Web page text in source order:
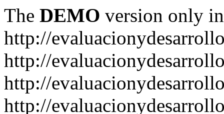
The DEMO version only
http://
http://
http://
http://